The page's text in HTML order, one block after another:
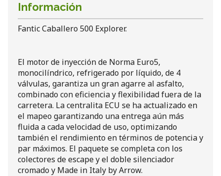
Información
Fantic Caballero 500 Explorer.
El motor de inyección de Norma Euro5,
monocilíndrico, refrigerado por líquido, de 4
válvulas, garantiza un gran agarre al asfalto,
combinado con eficiencia y flexibilidad fuera de la
carretera. La centralita ECU se ha actualizado en
el mapeo garantizando una entrega aún más
fluida a cada velocidad de uso, optimizando
también el rendimiento en términos de potencia y
par máximos. El paquete se completa con los
colectores de escape y el doble silenciador
cromado y Made in Italy by Arrow.